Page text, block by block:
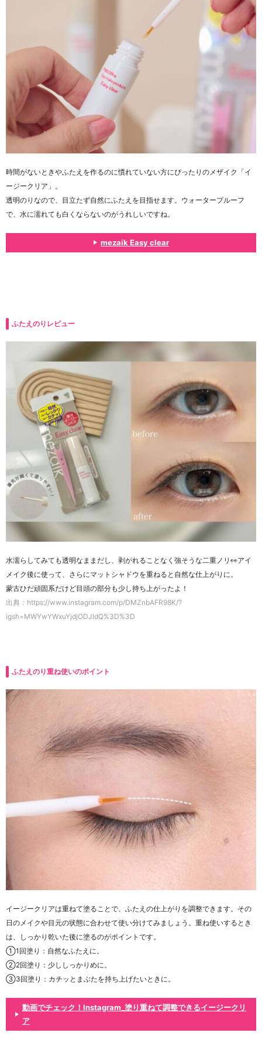
時間がないときやふたえを作るのに慣れていない方にぴったりのメザイク「イ
ージークリア」。
透明のりなので、目立たず自然にふたえを目指せます。ウォータープルーフ
で、水に濡れても白くならないのがうれしいですね。
mezaik Easy clear
ふたえのりレビュー
水濡らしてみても透明なままだし、剥がれることなく強そうな二重ノリ👀アイ
メイク後に使って、さらにマットシャドウを重ねると自然な仕上がりに。
蒙古ひだ頑固系だけど目頭の部分も少し持ち上がったよ！
出典：https://www.instagram.com/p/DMZnbAFR98K/?
igsh=MWYwYWxuYjdjODJldQ%3D%3D
ふたえのり重ね使いのポイント
イージークリアは重ねて塗ることで、ふたえの仕上がりを調整できます。その
日のメイクや目元の状態に合わせて使い分けてみましょう。重ね使いするとき
は、しっかり乾いた後に塗るのがポイントです。
①1回塗り：自然なふたえに。
②2回塗り：少ししっかりめに。
③3回塗り：カチッとまぶたを持ち上げたいときに。
動画でチェック！Instagram_塗り重ねて調整できるイージークリ
ア